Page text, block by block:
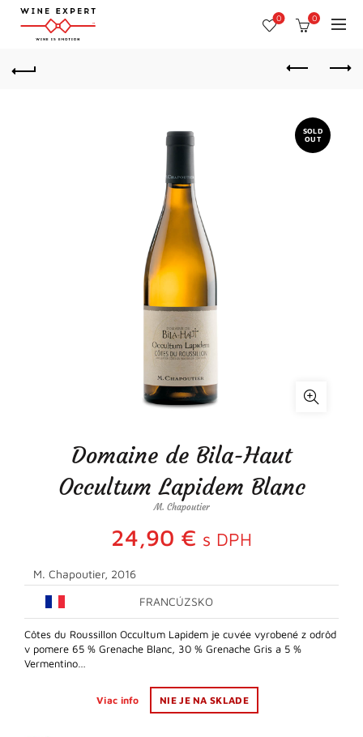
0 0
SOLD
OUT
Domaine de Bila-Haut
Occultum Lapidem Blanc
M. Chapoutier
24,90 € s DPH
M. Chapoutier, 2016
FRANCÚZSKO
Côtes du Roussillon Occultum Lapidem je cuvée vyrobené z odrôd
v pomere 65 % Grenache Blanc, 30 % Grenache Gris a 5 %
Vermentino…
Viac info NIE JE NA SKLADE